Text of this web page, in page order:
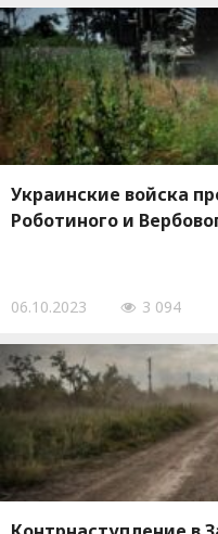
Украинские войска
Роботиного и
06.10.2023 3 094